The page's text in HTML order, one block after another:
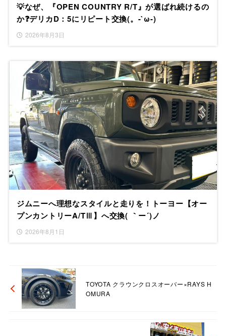
💡なぜ、『OPEN COUNTRY R/T』が選ばれ続けるの
か❓デリカD：5にリピート交換(。-`ω-)
2026年8月3日
ジムニーへ理想なスタイルと走りを！トーヨー【オー
プンカントリーA/TⅢ】へ交換( ｀ー´)ノ
2026年8月1日
TOYOTA クラウンクロスオーバー×RAYS H
OMURA